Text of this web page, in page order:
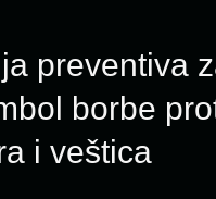
preventiva
borbe
i veštica